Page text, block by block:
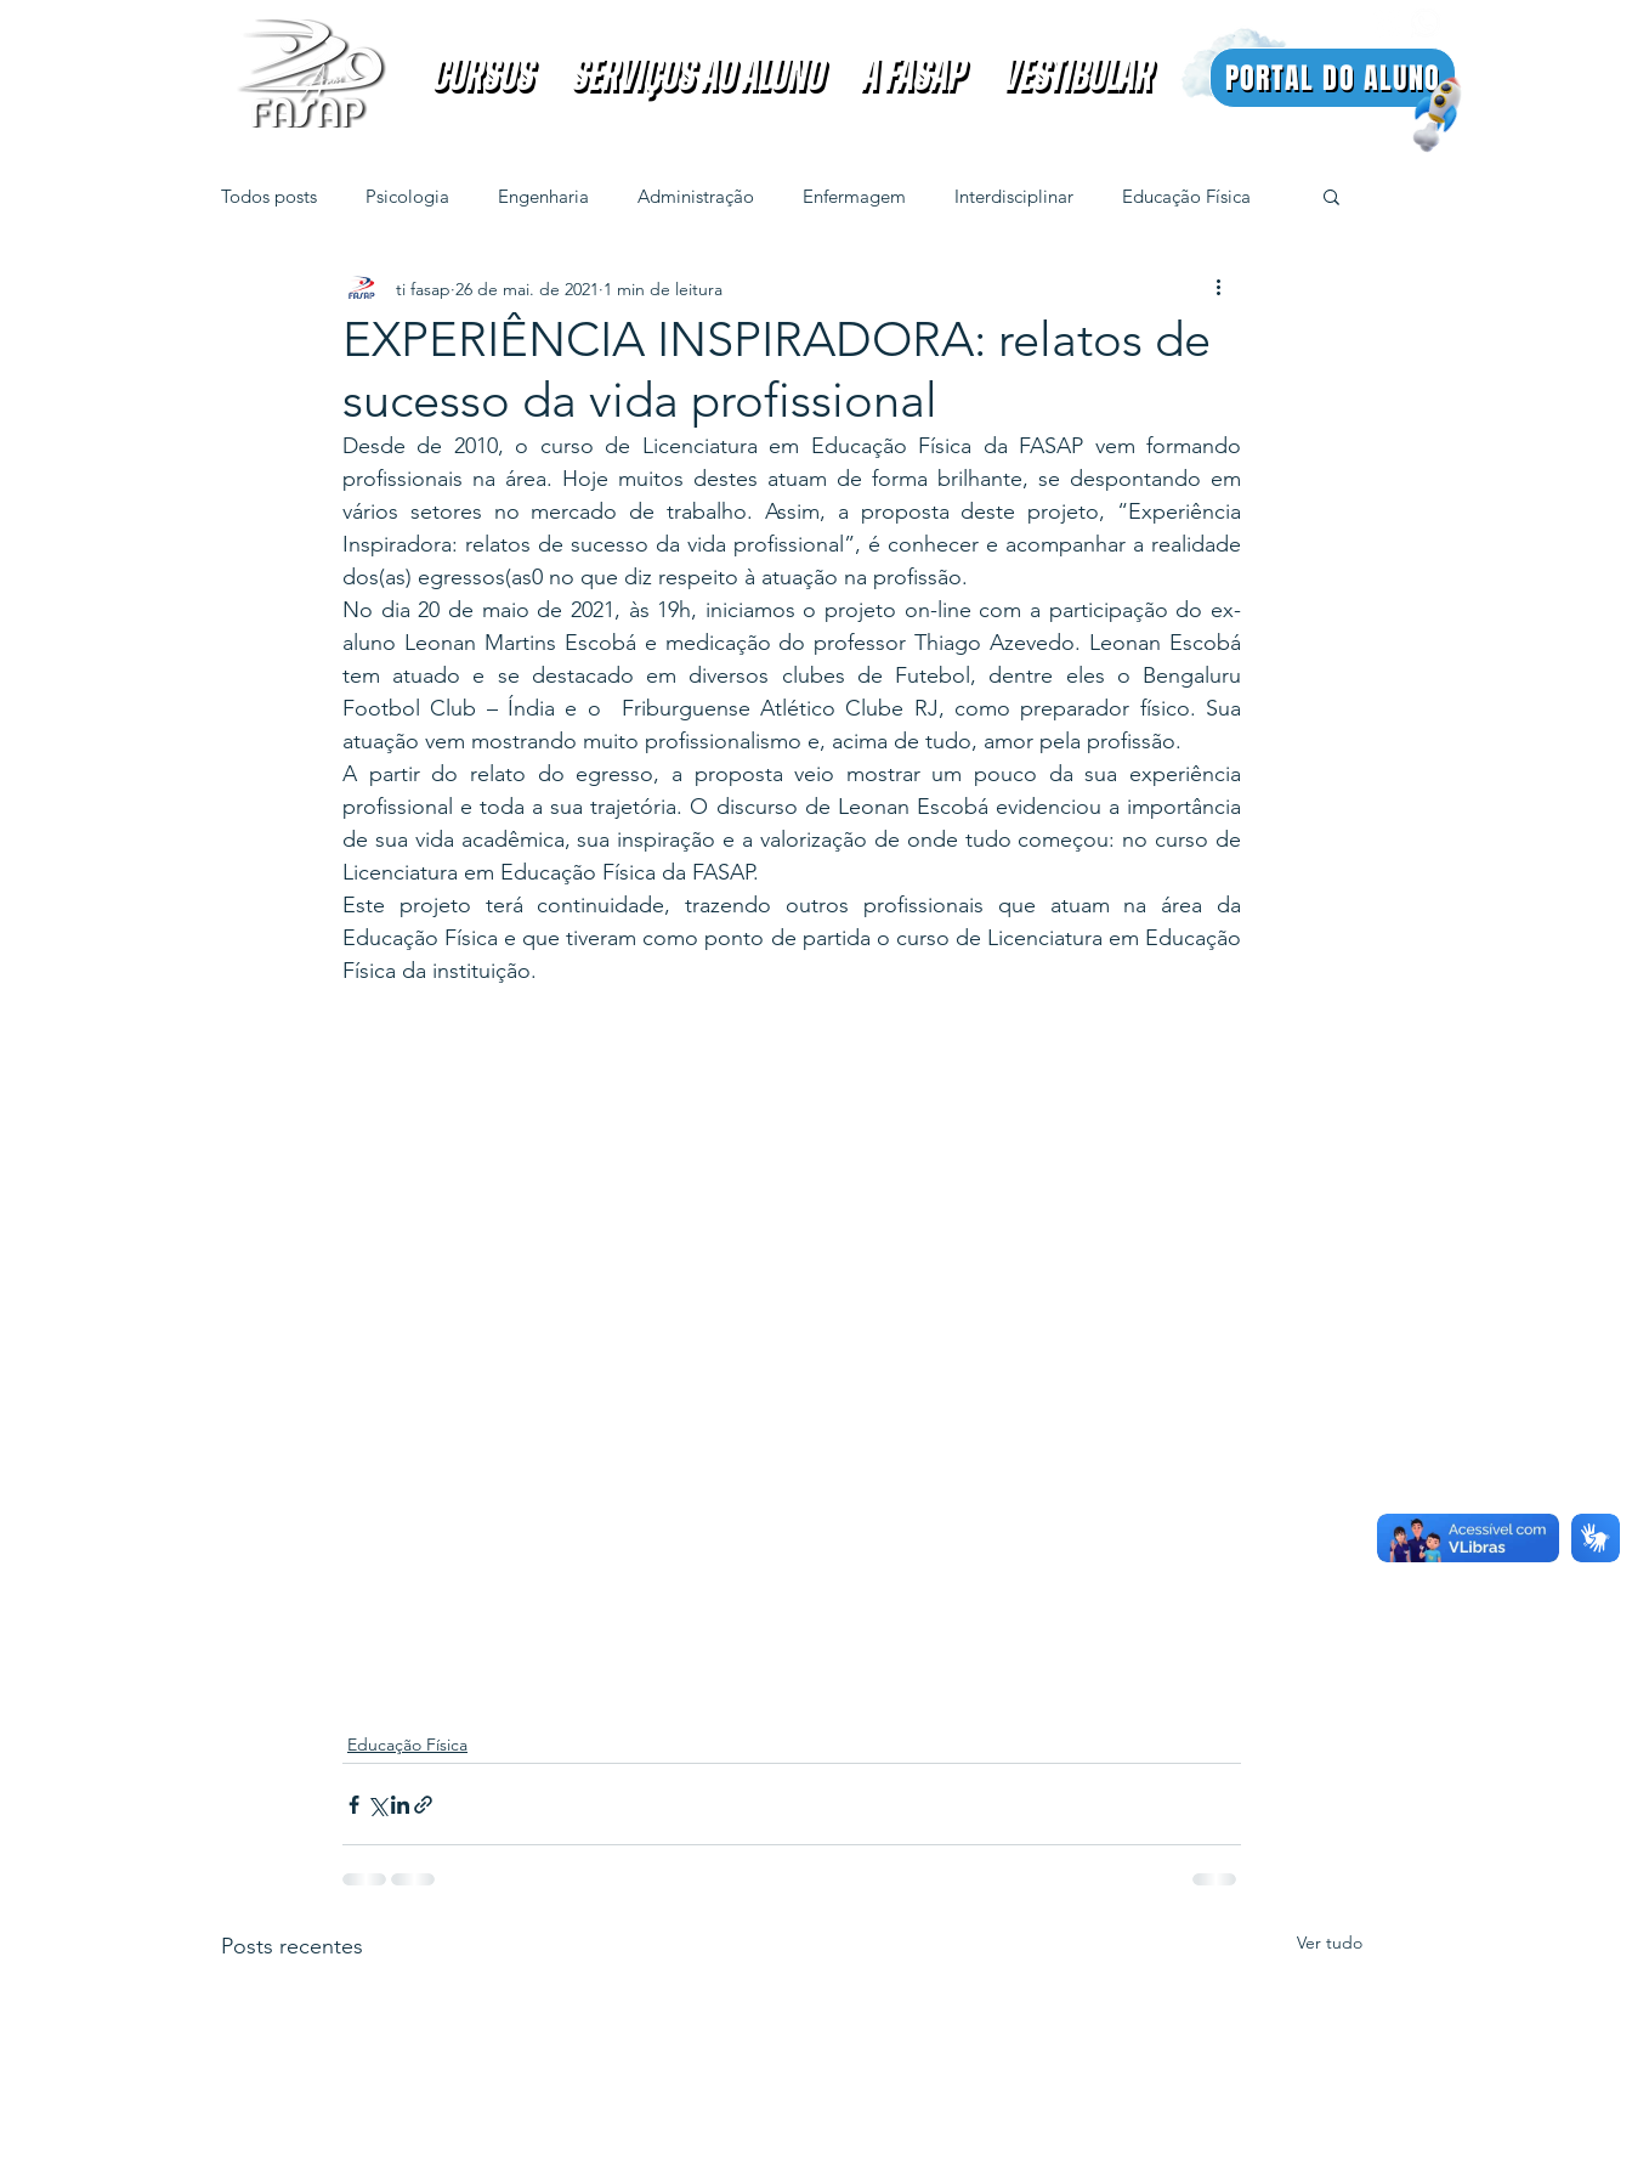
Cursos Serviços ao Aluno A FASAP VESTIBULAR
Cursos Serviços ao Aluno A FASAP VESTIBULAR PORTAL DO ALUNO
Todos posts Psicologia Engenharia Administração Enfermagem Interdisciplinar Educação Física
Fisioterapia
EXPERIÊNCIA INSPIRADORA: relatos de
sucesso da vida profissional
ti fasap 26 de mai. de 2021 1 min de leitura
Desde de 2010, o curso de Licenciatura em Educação Física da FASAP vem formando
profissionais na área. Hoje muitos destes atuam de forma brilhante, se despontando em
vários setores no mercado de trabalho. Assim, a proposta deste projeto, “Experiência
Inspiradora: relatos de sucesso da vida profissional”, é conhecer e acompanhar a realidade
dos(as) egressos(as0 no que diz respeito à atuação na profissão.
No dia 20 de maio de 2021, às 19h, iniciamos o projeto on-line com a participação do ex-
aluno Leonan Martins Escobá e medicação do professor Thiago Azevedo. Leonan Escobá
tem atuado e se destacado em diversos clubes de Futebol, dentre eles o Bengaluru
Footbol Club – Índia e o  Friburguense Atlético Clube RJ, como preparador físico. Sua
atuação vem mostrando muito profissionalismo e, acima de tudo, amor pela profissão.
A partir do relato do egresso, a proposta veio mostrar um pouco da sua experiência
profissional e toda a sua trajetória. O discurso de Leonan Escobá evidenciou a importância
de sua vida acadêmica, sua inspiração e a valorização de onde tudo começou: no curso de
Licenciatura em Educação Física da FASAP.
Este projeto terá continuidade, trazendo outros profissionais que atuam na área da
Educação Física e que tiveram como ponto de partida o curso de Licenciatura em Educação
Física da instituição.
Educação Física
Posts recentes Ver tudo